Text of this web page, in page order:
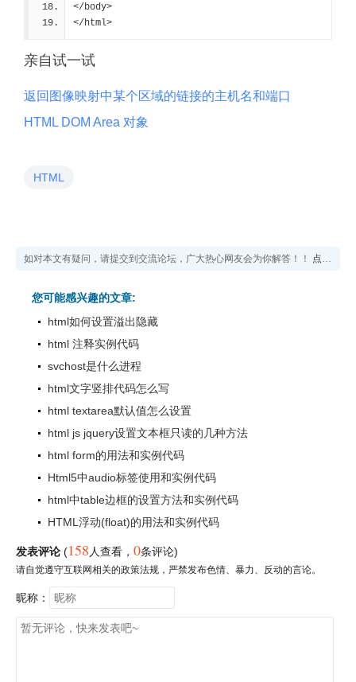
</body>
</html>
亲自试一试
返回图像映射中某个区域的链接的主机名和端口
HTML DOM Area 对象
HTML
如对本文有疑问，请提交到交流论坛，广大热心网友会为你解答！！ 点击进入论坛
您可能感兴趣的文章:
html如何设置溢出隐藏
html 注释实例代码
svchost是什么进程
html文字竖排代码怎么写
html textarea默认值怎么设置
html js jquery设置文本框只读的几种方法
html form的用法和实例代码
Html5中audio标签使用和实例代码
html中table边框的设置方法和实例代码
HTML浮动(float)的用法和实例代码
发表评论 (158 人查看 ， 0条评论)
请自觉遵守互联网相关的政策法规，严禁发布色情、暴力、反动的言论。
昵称：